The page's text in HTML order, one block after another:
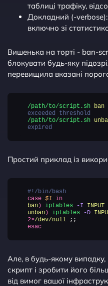
таблиці трафіку,
Докладний (-verbose):
включно зі
Вишенька на торті - ban-
блокувати будь-яку
перевищила вказані
/path/to/script.sh ban
exceeded threshold
/path/to/script.sh
expired
Простий приклад із
#!/bin/bash
case $1 in
ban) iptables -I INPUT
unban) iptables -D
2>/dev/null ;;
esac
Але, в будь-якому
скрипт і зробити його
від вимог вашої